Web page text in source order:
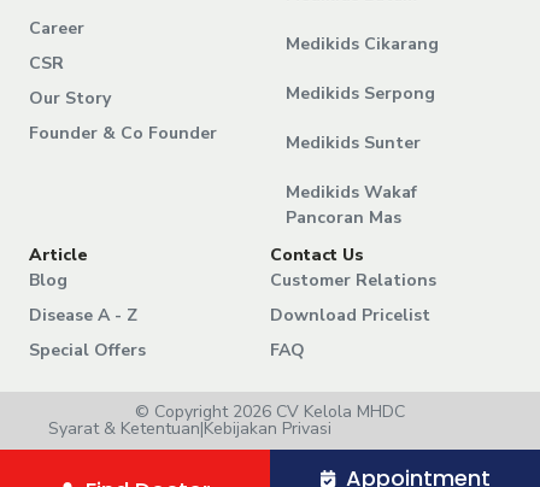
Career
CSR
Our Story
Founder & Co Founder
Medikids Cikarang
Medikids Serpong
Medikids Sunter
Medikids Wakaf
Pancoran Mas
Article
Blog
Disease A - Z
Special Offers
Contact Us
Customer Relations
Download Pricelist
FAQ
© Copyright 2026 CV Kelola MHDC
Syarat & Ketentuan|Kebijakan Privasi
Appointment